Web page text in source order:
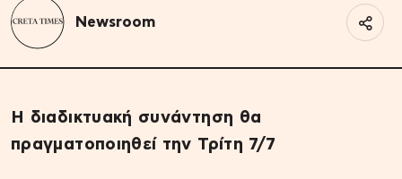
Newsroom
Η διαδικτυακή συνάντηση θα
πραγματοποιηθεί την Τρίτη 7/7